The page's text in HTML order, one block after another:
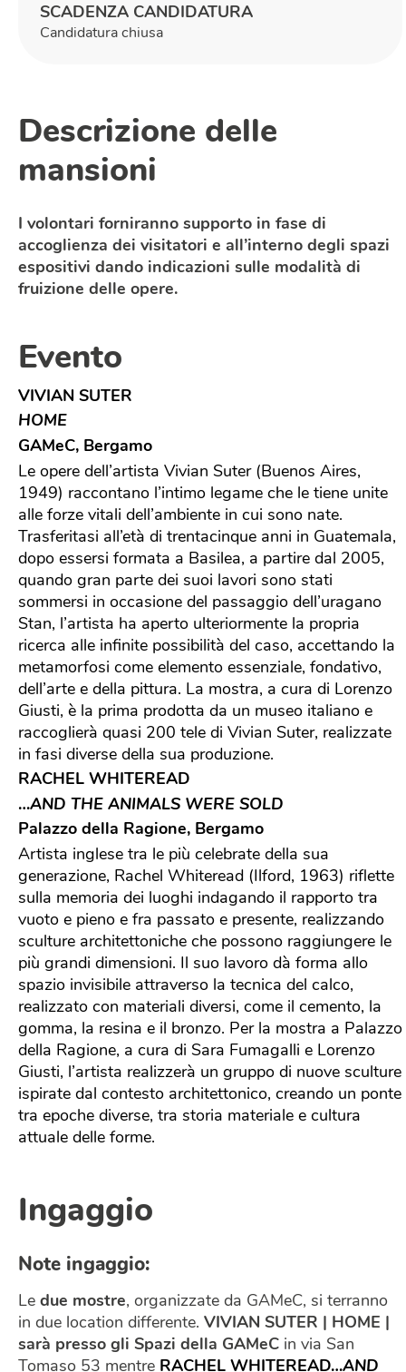
SCADENZA CANDIDATURA
Candidatura chiusa
Descrizione delle
mansioni
I volontari forniranno supporto in fase di
accoglienza dei visitatori e all’interno degli spazi
espositivi dando indicazioni sulle modalità di
fruizione delle opere.
Evento
VIVIAN SUTER
HOME
GAMeC, Bergamo
Le opere dell’artista Vivian Suter (Buenos Aires,
1949) raccontano l’intimo legame che le tiene unite
alle forze vitali dell’ambiente in cui sono nate.
Trasferitasi all’età di trentacinque anni in Guatemala,
dopo essersi formata a Basilea, a partire dal 2005,
quando gran parte dei suoi lavori sono stati
sommersi in occasione del passaggio dell’uragano
Stan, l’artista ha aperto ulteriormente la propria
ricerca alle infinite possibilità del caso, accettando la
metamorfosi come elemento essenziale, fondativo,
dell’arte e della pittura. La mostra, a cura di Lorenzo
Giusti, è la prima prodotta da un museo italiano e
raccoglierà quasi 200 tele di Vivian Suter, realizzate
in fasi diverse della sua produzione.
RACHEL WHITEREAD
…AND THE ANIMALS WERE SOLD
Palazzo della Ragione, Bergamo
Artista inglese tra le più celebrate della sua
generazione, Rachel Whiteread (Ilford, 1963) riflette
sulla memoria dei luoghi indagando il rapporto tra
vuoto e pieno e fra passato e presente, realizzando
sculture architettoniche che possono raggiungere le
più grandi dimensioni. Il suo lavoro dà forma allo
spazio invisibile attraverso la tecnica del calco,
realizzato con materiali diversi, come il cemento, la
gomma, la resina e il bronzo. Per la mostra a Palazzo
della Ragione, a cura di Sara Fumagalli e Lorenzo
Giusti, l’artista realizzerà un gruppo di nuove sculture
ispirate dal contesto architettonico, creando un ponte
tra epoche diverse, tra storia materiale e cultura
attuale delle forme.
Ingaggio
Note ingaggio:
Le due mostre, organizzate da GAMeC, si terranno
in due location differente. VIVIAN SUTER | HOME |
sarà presso gli Spazi della GAMeC in via San
Tomaso 53 mentre RACHEL WHITEREAD…AND